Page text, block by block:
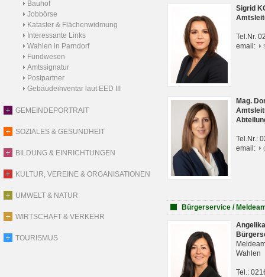
Bauhof
Jobbörse
Kataster & Flächenwidmung
Interessante Links
Wahlen in Parndorf
Fundwesen
Amtssignatur
Postpartner
Gebäudeinventar laut EED III
GEMEINDEPORTRAIT
SOZIALES & GESUNDHEIT
BILDUNG & EINRICHTUNGEN
KULTUR, VEREINE & ORGANISATIONEN
UMWELT & NATUR
WIRTSCHAFT & VERKEHR
TOURISMUS
Sigrid
Tel.Nr.
email:
Mag.
Tel.Nr.:
email:
Bürgerservice /
Wahlen
Tel.: